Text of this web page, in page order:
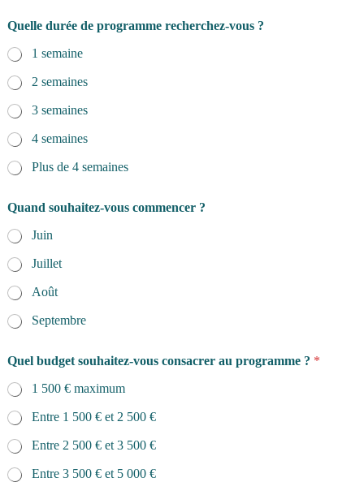
Quelle durée de programme recherchez-vous ?
1 semaine
2 semaines
3 semaines
4 semaines
Plus de 4 semaines
Quand souhaitez-vous commencer ?
Juin
Juillet
Août
Septembre
Quel budget souhaitez-vous consacrer au programme ? *
1 500 € maximum
Entre 1 500 € et 2 500 €
Entre 2 500 € et 3 500 €
Entre 3 500 € et 5 000 €